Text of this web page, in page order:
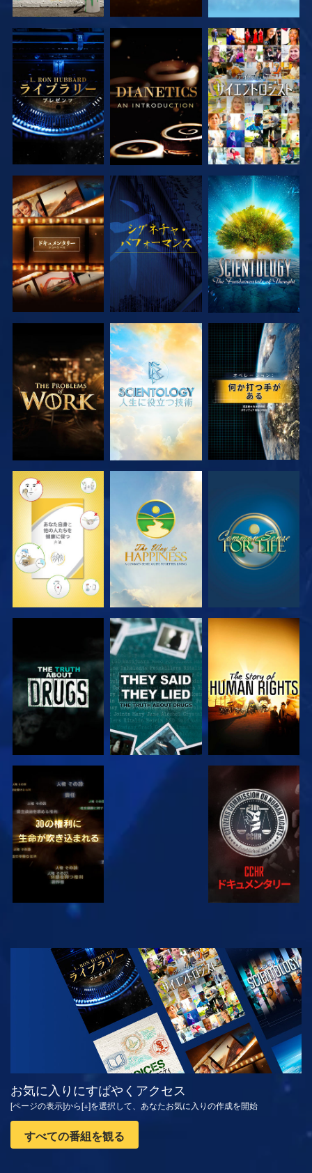
シリーズを探求 シリーズを探求 観る
シリーズを探求 観る シリーズを探求
シリーズを探求 シリーズを探求 観る
観る 観る 観る
観る 観る
観る
観る シリーズを探求
お気に入りにすばやくアクセス
[ページの表示]から[+]を選択して、あなたお気に入りの作成を開始
すべての番組を観る